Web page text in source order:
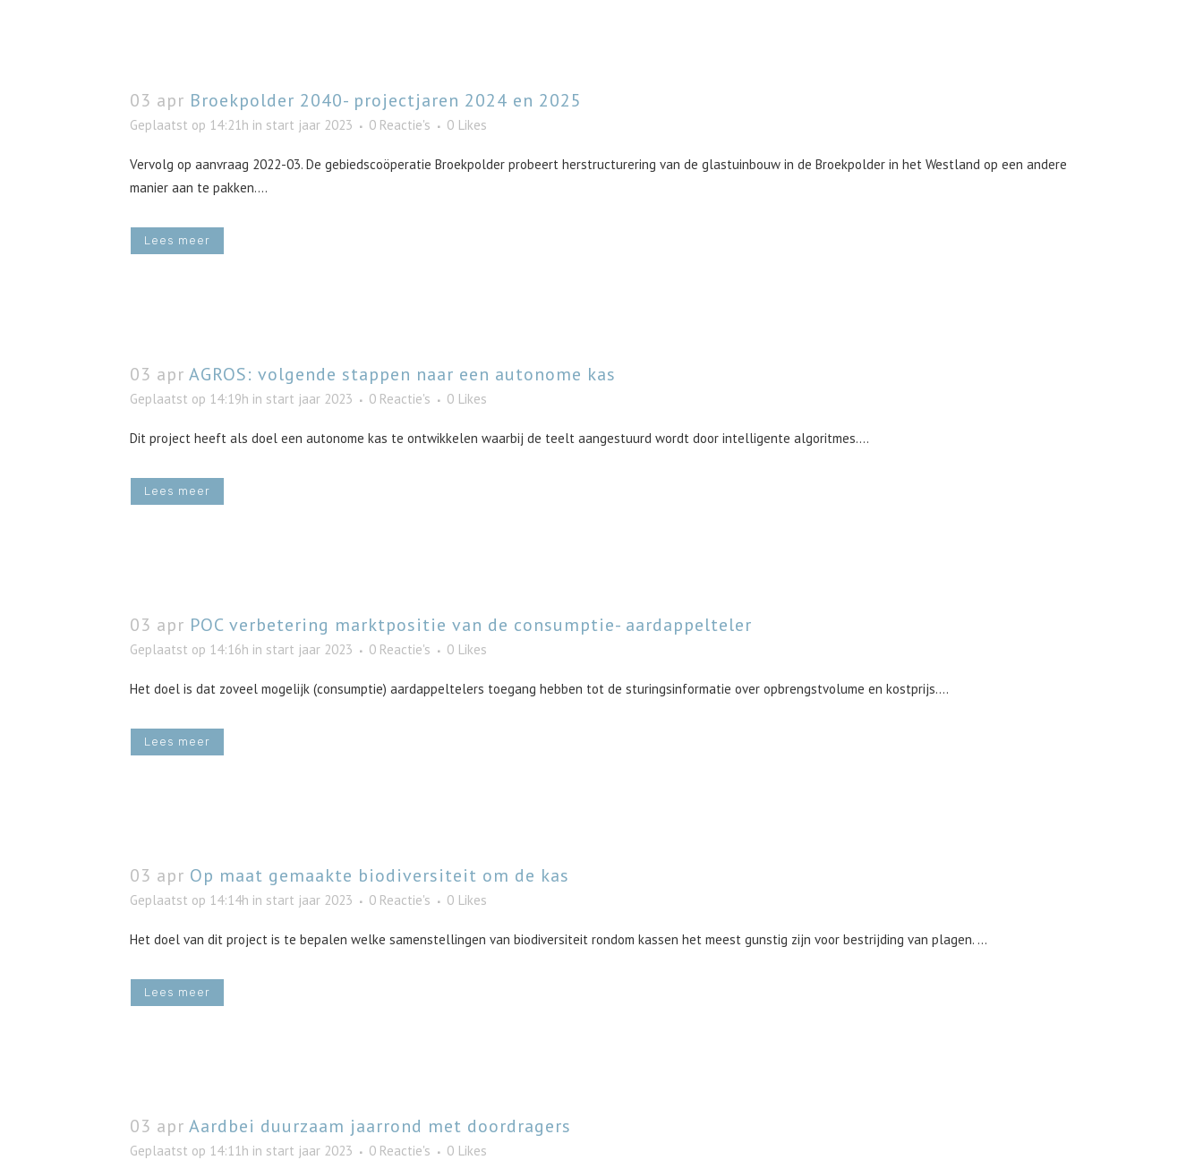
03 apr Broekpolder 2040- projectjaren 2024 en 2025
Geplaatst op 14:21h in start jaar 2023 0 Reactie's 0 Likes
Vervolg op aanvraag 2022-03. De gebiedscoöperatie Broekpolder probeert herstructurering van de glastuinbouw in de Broekpolder in het Westland op een andere
manier aan te pakken....
Lees meer
03 apr AGROS: volgende stappen naar een autonome kas
Geplaatst op 14:19h in start jaar 2023 0 Reactie's 0 Likes
Dit project heeft als doel een autonome kas te ontwikkelen waarbij de teelt aangestuurd wordt door intelligente algoritmes....
Lees meer
03 apr POC verbetering marktpositie van de consumptie- aardappelteler
Geplaatst op 14:16h in start jaar 2023 0 Reactie's 0 Likes
Het doel is dat zoveel mogelijk (consumptie) aardappeltelers toegang hebben tot de sturingsinformatie over opbrengstvolume en kostprijs....
Lees meer
03 apr Op maat gemaakte biodiversiteit om de kas
Geplaatst op 14:14h in start jaar 2023 0 Reactie's 0 Likes
Het doel van dit project is te bepalen welke samenstellingen van biodiversiteit rondom kassen het meest gunstig zijn voor bestrijding van plagen. ...
Lees meer
03 apr Aardbei duurzaam jaarrond met doordragers
Geplaatst op 14:11h in start jaar 2023 0 Reactie's 0 Likes